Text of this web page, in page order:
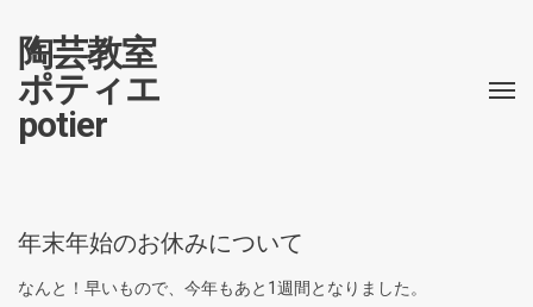
陶芸教室
ポティエ
potier
年末年始のお休みについて
なんと！早いもので、今年もあと1週間となりました。